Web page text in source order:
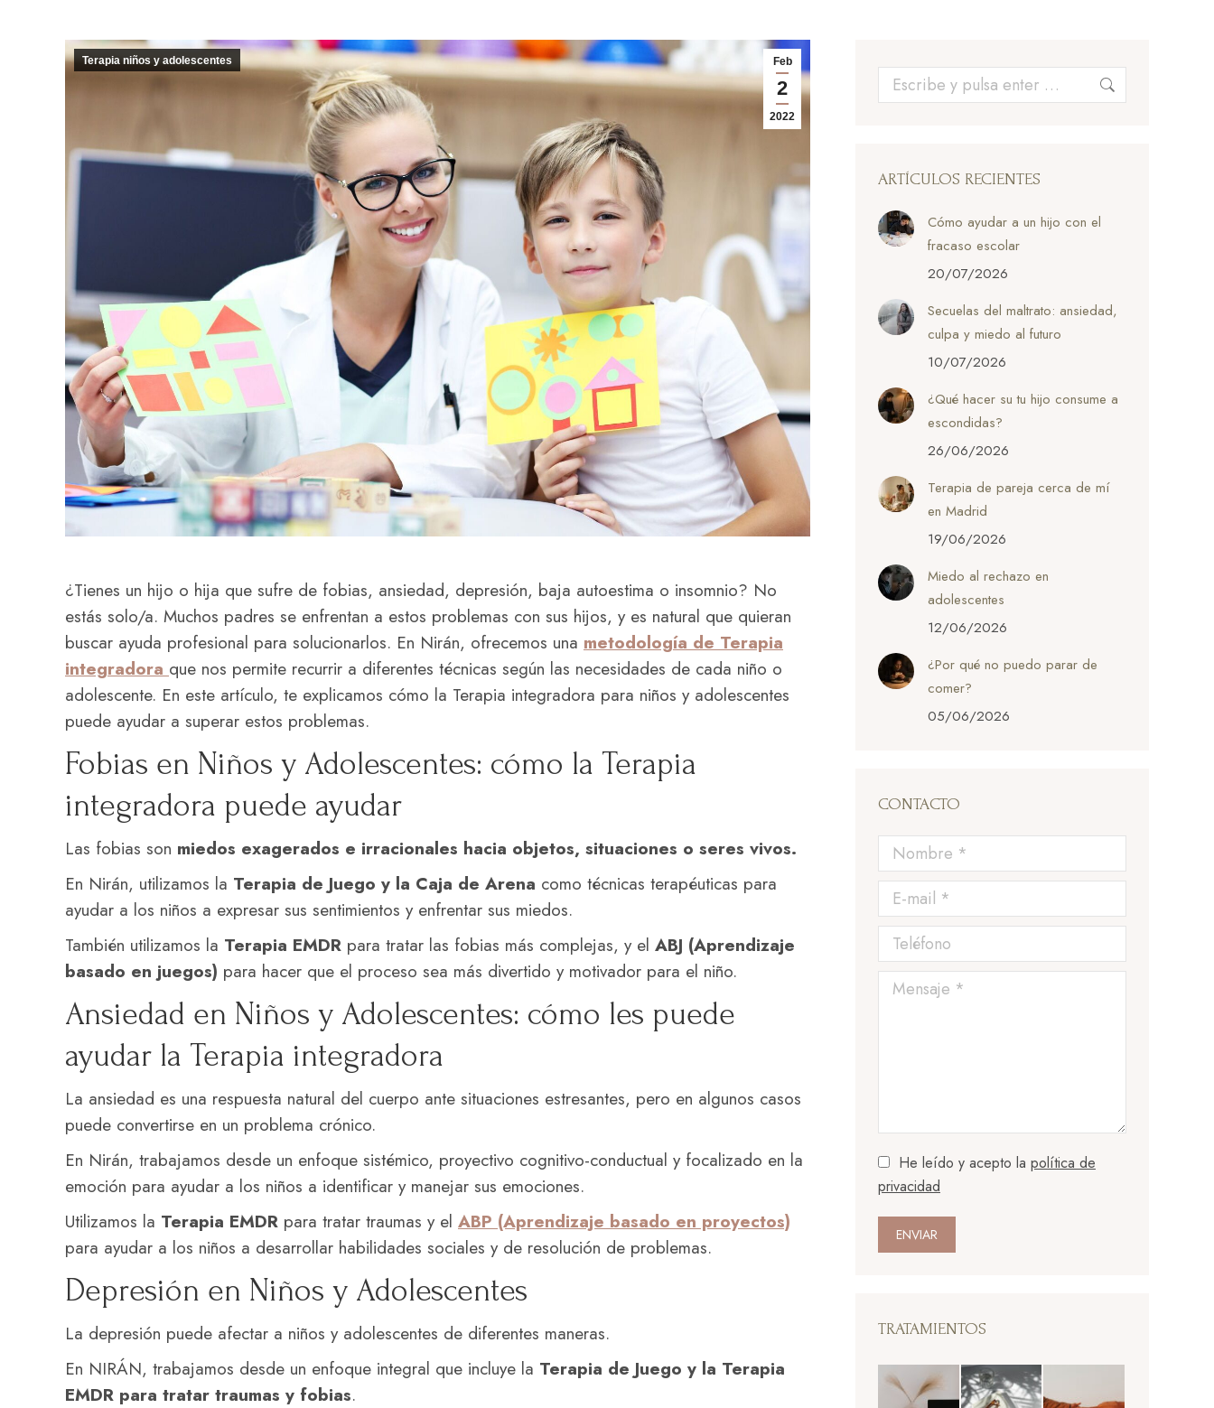
Feb
2
2022
Terapia niños y adolescentes
¿Tienes un hijo o hija que sufre de fobias, ansiedad, depresión, baja autoestima o insomnio? No
estás solo/a. Muchos padres se enfrentan a estos problemas con sus hijos, y es natural que quieran
buscar ayuda profesional para solucionarlos. En Nirán, ofrecemos una metodología de Terapia
integradora que nos permite recurrir a diferentes técnicas según las necesidades de cada niño o
adolescente. En este artículo, te explicamos cómo la Terapia integradora para niños y adolescentes
puede ayudar a superar estos problemas.
Fobias en Niños y Adolescentes: cómo la Terapia
integradora puede ayudar
Las fobias son miedos exagerados e irracionales hacia objetos, situaciones o seres vivos.
En Nirán, utilizamos la Terapia de Juego y la Caja de Arena como técnicas terapéuticas para
ayudar a los niños a expresar sus sentimientos y enfrentar sus miedos.
También utilizamos la Terapia EMDR para tratar las fobias más complejas, y el ABJ (Aprendizaje
basado en juegos) para hacer que el proceso sea más divertido y motivador para el niño.
Ansiedad en Niños y Adolescentes: cómo les puede
ayudar la Terapia integradora
La ansiedad es una respuesta natural del cuerpo ante situaciones estresantes, pero en algunos casos
puede convertirse en un problema crónico.
En Nirán, trabajamos desde un enfoque sistémico, proyectivo cognitivo-conductual y focalizado en la
emoción para ayudar a los niños a identificar y manejar sus emociones.
Utilizamos la Terapia EMDR para tratar traumas y el ABP (Aprendizaje basado en proyectos)
para ayudar a los niños a desarrollar habilidades sociales y de resolución de problemas.
Depresión en Niños y Adolescentes
La depresión puede afectar a niños y adolescentes de diferentes maneras.
En NIRÁN, trabajamos desde un enfoque integral que incluye la Terapia de Juego y la Terapia
EMDR para tratar traumas y fobias.
Buscar:
ARTÍCULOS RECIENTES
Cómo ayudar a un hijo con el
fracaso escolar
20/07/2026
Secuelas del maltrato: ansiedad,
culpa y miedo al futuro
10/07/2026
¿Qué hacer su tu hijo consume a
escondidas?
26/06/2026
Terapia de pareja cerca de mí
en Madrid
19/06/2026
Miedo al rechazo en
adolescentes
12/06/2026
¿Por qué no puedo parar de
comer?
05/06/2026
CONTACTO
Nombre *
E-mail *
Teléfono
Mensaje *
He leído y acepto la política de
privacidad
ENVIAR
TRATAMIENTOS